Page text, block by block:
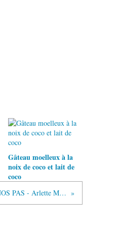
Gâteau moelleux à la
noix de coco et lait de
coco
Poème: LES TRACES DE NOS PAS - Arlette Maillot